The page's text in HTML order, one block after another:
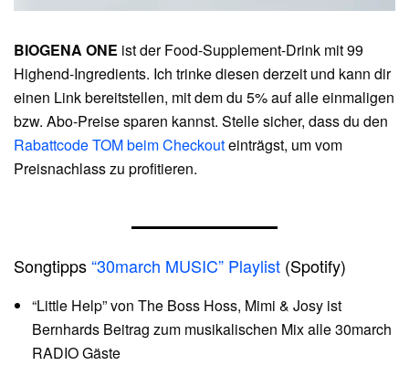
BIOGENA ONE ist der Food-Supplement-Drink mit 99
Highend-Ingredients. Ich trinke diesen derzeit und kann dir
einen Link bereitstellen, mit dem du 5% auf alle einmaligen
bzw. Abo-Preise sparen kannst. Stelle sicher, dass du den
Rabattcode TOM beim Checkouteinträgst, um vom
Preisnachlass zu profitieren.
Songtipps“30march MUSIC” Playlist (Spotify)
“Little Help” von The Boss Hoss, Mimi & Josy ist
Bernhards Beitrag zum musikalischen Mix alle 30march
RADIO Gäste